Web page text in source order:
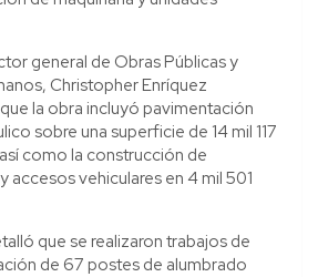
general de Obras Públicas y
Christopher Enríquez
la obra incluyó pavimentación
sobre una superficie de 14 mil 117
como la construcción de
accesos vehiculares en 4 mil 501
que se realizaron trabajos de
de 67 postes de alumbrado